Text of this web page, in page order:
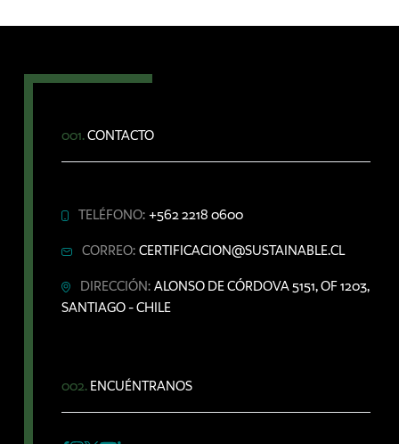
001.CONTACTO
TELÉFONO: +562 2218 0600
CORREO: CERTIFICACION@SUSTAINABLE.CL
DIRECCIÓN: ALONSO DE CÓRDOVA 5151, OF 1203,
SANTIAGO - CHILE
002. ENCUÉNTRANOS